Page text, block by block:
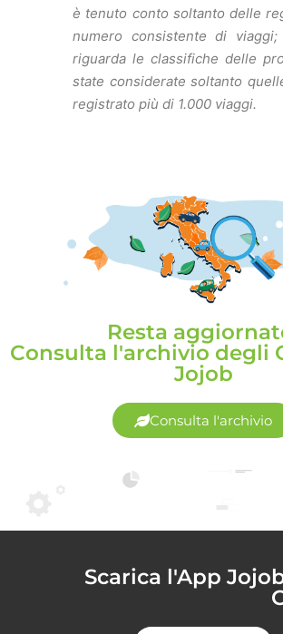
è tenuto conto soltanto delle
numero consistente di
riguarda le classifiche delle
state considerate soltanto
registrato più di 1.000 viaggi.
Resta
Consulta l'archivio degli
Jojob
Consulta l'archivio
Scarica l'App